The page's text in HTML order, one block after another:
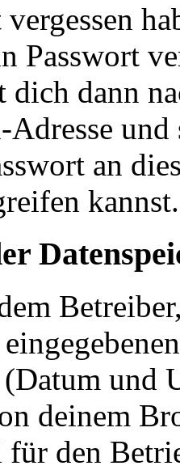
Passwort
dich dann
und
an
kannst.
und
deinem
für den